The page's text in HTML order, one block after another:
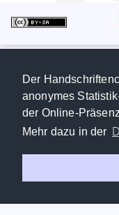
Der
anonymes
der Online-
Mehr dazu in der